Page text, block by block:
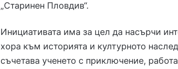
„Старинен Пловдив“.
Инициативата има за цел да насърчи
хора към историята и културното
съчетава ученето с приключение,